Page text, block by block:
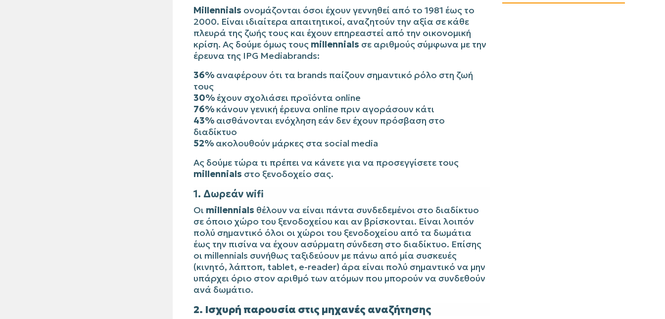
Millennials ονομάζονται όσοι έχουν γεννηθεί από το 1981 έως το
2000. Είναι ιδιαίτερα απαιτητικοί, αναζητούν την αξία σε κάθε
πλευρά της ζωής τους και έχουν επηρεαστεί από την οικονομική
κρίση. Ας δούμε όμως τους millennials σε αριθμούς σύμφωνα με την
έρευνα της IPG Mediabrands:
36%αναφέρουν ότι τα brands παίζουν σημαντικό ρόλο στη ζωή
τους
30%έχουν σχολιάσει προϊόντα online
76%κάνουν γενική έρευνα online πριν αγοράσουν κάτι
43%αισθάνονται ενόχληση εάν δεν έχουν πρόσβαση στο
διαδίκτυο
52%ακολουθούν μάρκες στα social media
Ας δούμε τώρα τι πρέπει να κάνετε για να προσεγγίσετε τους
millennials στο ξενοδοχείο σας.
1. Δωρεάν wifi
Οι millennials θέλουν να είναι πάντα συνδεδεμένοι στο διαδίκτυο
σε όποιο χώρο του ξενοδοχείου και αν βρίσκονται. Είναι λοιπόν
πολύ σημαντικό όλοι οι χώροι του ξενοδοχείου από τα δωμάτια
έως την πισίνα να έχουν ασύρματη σύνδεση στο διαδίκτυο. Επίσης
οι millennials συνήθως ταξιδεύουν με πάνω από μία συσκευές
(κινητό, λάπτοπ, tablet, e-reader) άρα είναι πολύ σημαντικό να μην
υπάρχει όριο στον αριθμό των ατόμων που μπορούν να συνδεθούν
ανά δωμάτιο.
2. Ισχυρή παρουσία στις μηχανές αναζήτησης